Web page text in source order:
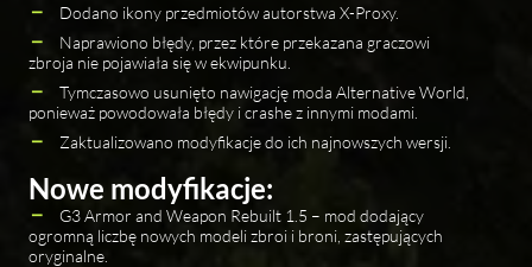
Dodano ikony przedmiotów autorstwa X-Proxy.
Naprawiono błędy, przez które przekazana graczowi
zbroja nie pojawiała się w ekwipunku.
Tymczasowo usunięto nawigację moda Alternative World,
ponieważ powodowała błędy i crashe z innymi modami.
Zaktualizowano modyfikacje do ich najnowszych wersji.
Nowe modyfikacje:
G3 Armor and Weapon Rebuilt 1.5 – mod dodający
ogromną liczbę nowych modeli zbroi i broni, zastępujących
oryginalne.